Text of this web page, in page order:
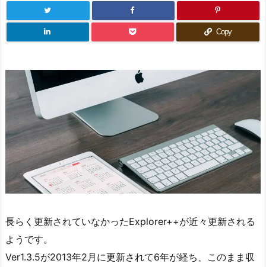
Copy
長らく更新されていなかったExplorer++が近々更新される
ようです。
Ver1.3.5が2013年2月に更新されて6年が経ち、このまま収